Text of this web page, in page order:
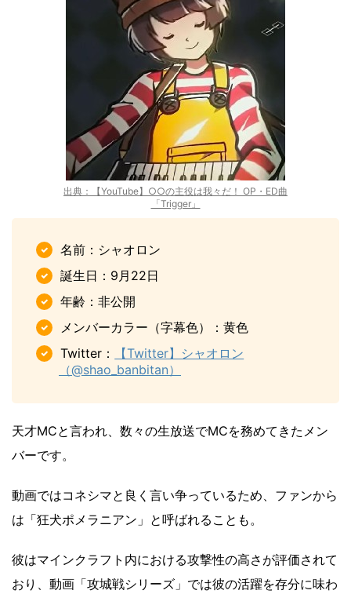
出典：【YouTube】○○の主役は我々だ！ OP・ED曲
「Trigger」
名前：シャオロン
誕生日：9月22日
年齢：非公開
メンバーカラー（字幕色）：黄色
Twitter：
【Twitter】シャオロン
（@shao_banbitan）
天才MCと言われ、数々の生放送でMCを務めてきたメン
バーです。
動画ではコネシマと良く言い争っているため、ファンから
は「狂犬ポメラニアン」と呼ばれることも。
彼はマインクラフト内における攻撃性の高さが評価されて
おり、動画「攻城戦シリーズ」では彼の活躍を存分に味わ